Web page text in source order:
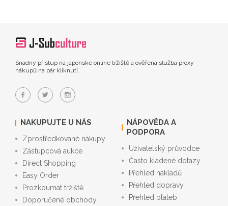
Snadný přístup na japonské online tržiště a ověřená služba proxy
nákupů na pár kliknutí.
NAKUPUJTE U NÁS
Zprostředkované nákupy
Zástupcová aukce
Direct Shopping
Easy Order
Prozkoumat tržiště
Doporučené obchody
NÁPOVĚDA A
PODPORA
Uživatelský průvodce
Často kladené dotazy
Přehled nákladů
Přehled dopravy
Přehled plateb